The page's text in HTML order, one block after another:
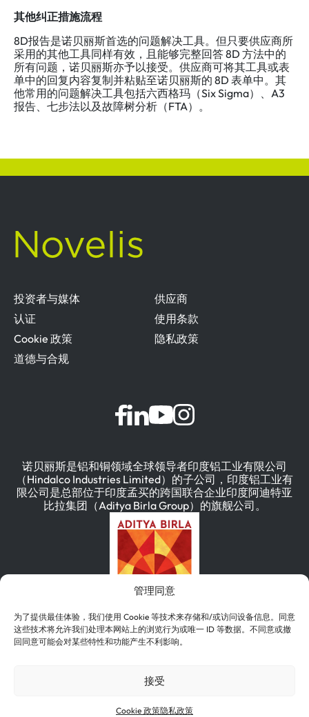
管理同意
为了提供最佳体验，我们使用 Cookie 等技术来存储和/或访问设备信息。同意
这些技术将允许我们处理本网站上的浏览行为或唯一 ID 等数据。不同意或撤
回同意可能会对某些特性和功能产生不利影响。
接受
Cookie 政策隐私政策
其他纠正措施流程
8D报告是诺贝丽斯首选的问题解决工具。但只要供应商所
采用的其他工具同样有效，且能够完整回答 8D 方法中的
所有问题，诺贝丽斯亦予以接受。供应商可将其工具或表
单中的回复内容复制并粘贴至诺贝丽斯的 8D 表单中。其
他常用的问题解决工具包括六西格玛（Six Sigma）、A3
报告、七步法以及故障树分析（FTA）。
投资者与媒体
供应商
认证
使用条款
Cookie 政策
隐私政策
道德与合规
诺贝丽斯是铝和铜领域全球领导者印度铝工业有限公司
（Hindalco Industries Limited）的子公司，印度铝工业有
限公司是总部位于印度孟买的跨国联合企业印度阿迪特亚
比拉集团（Aditya Birla Group）的旗舰公司。